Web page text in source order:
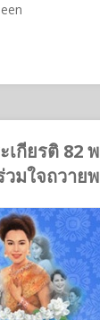
กียรติ 82
มใจถวาย